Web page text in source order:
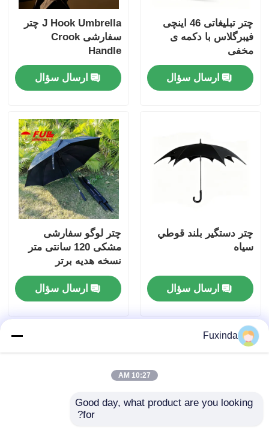
چتر تبلیغاتی 46 اینچی
فیبرگلاس با دکمه ی
مخفی
ارسال سؤال
J Hook Umbrella چتر
سفارشی Crook
Handle
ارسال سؤال
چتر دستگير بلند قوطي
سياه
ارسال سؤال
چتر لوگو سفارشی
مشکی 120 سانتی متر
نسخه هدیه برتر
ارسال سؤال
Fuxinda
10:27 AM
Good day, what product are you looking
for?